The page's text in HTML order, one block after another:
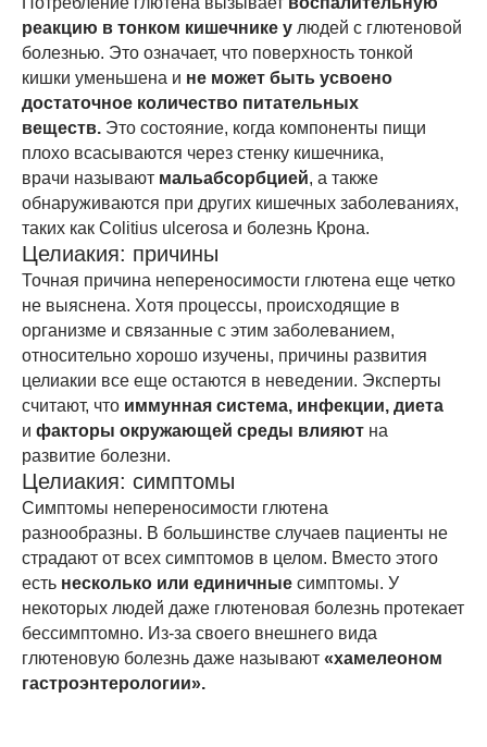
реакцию в тонком кишечнике у людей с глютеновой
болезнью. Это означает, что поверхность тонкой
кишки уменьшена и не может быть усвоено
достаточное количество питательных
веществ. Это состояние, когда компоненты пищи
плохо всасываются через стенку кишечника,
врачи называют мальабсорбцией, а также
обнаруживаются при других кишечных заболеваниях,
таких как Colitius ulcerosa и болезнь Крона.
Целиакия: причины
Точная причина непереносимости глютена еще четко
не выяснена. Хотя процессы, происходящие в
организме и связанные с этим заболеванием,
относительно хорошо изучены, причины развития
целиакии все еще остаются в неведении. Эксперты
считают, что иммунная система, инфекции, диета
и факторы окружающей среды влияют на
развитие болезни.
Целиакия: симптомы
Симптомы непереносимости глютена
разнообразны. В большинстве случаев пациенты не
страдают от всех симптомов в целом. Вместо этого
есть несколько или единичные симптомы. У
некоторых людей даже глютеновая болезнь протекает
бессимптомно. Из-за своего внешнего вида
глютеновую болезнь даже называют «хамелеоном
гастроэнтерологии».